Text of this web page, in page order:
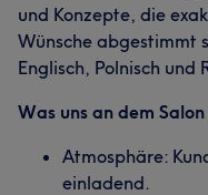
und Konzepte, die
Wünsche abgestimmt
Englisch, Polnisch und
Was uns an dem
Atmosphäre:
einladend.